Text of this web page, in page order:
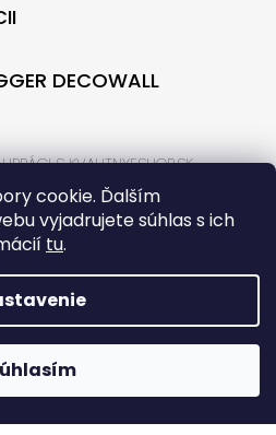
cookie. Ďalším
vyjadrujete súhlas s ich
tu.
DECOWALL
S KVALITNYESHOP.SK
S BONTEC.SK
SHOPTET
. VŠETKY PRÁVA VYHRADENÉ.
*** PARTNER PRE